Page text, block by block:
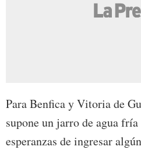
Para Benfica y Vitoria de
supone un jarro de agua
esperanzas de ingresar